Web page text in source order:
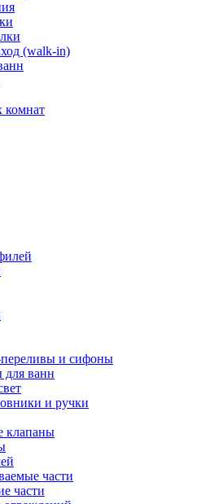
(walk-in)
комнат
и сифоны
ванн
и ручки
клапаны
части
части